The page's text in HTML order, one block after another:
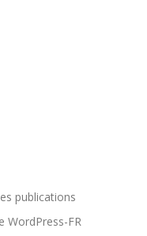
publications
WordPress-FR